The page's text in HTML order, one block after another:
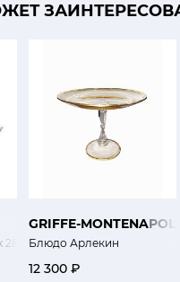
28 см
GRIFFE-
Блюдо Арлекин
12 300 ₽